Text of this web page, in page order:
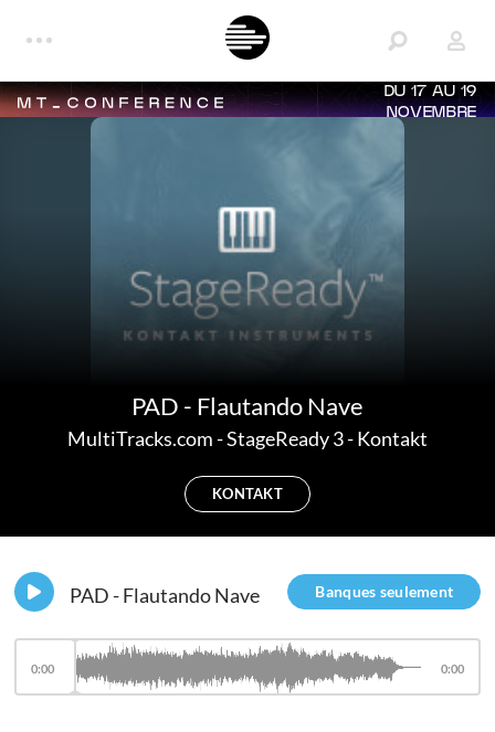
DU 17 AU 19
NOVEMBRE
PAD - Flautando Nave
MultiTracks.com-StageReady 3 - Kontakt
KONTAKT
Banques seulement
PAD - Flautando Nave
0:00 0:00